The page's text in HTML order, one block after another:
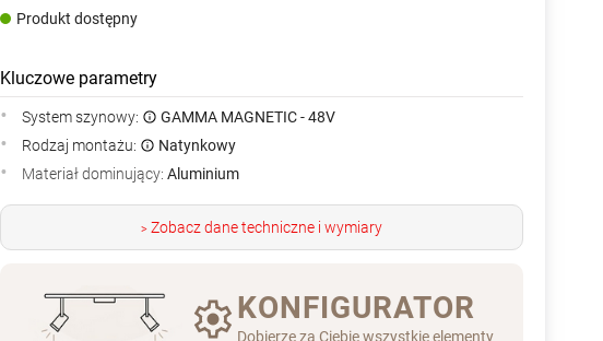
Produkt dostępny
Kluczowe parametry
System szynowy:
GAMMA MAGNETIC - 48V
Rodzaj montażu:
Natynkowy
Materiał dominujący: Aluminium
> Zobacz dane techniczne i wymiary
KONFIGURATOR
Dobierze za Ciebie wszystkie elementy